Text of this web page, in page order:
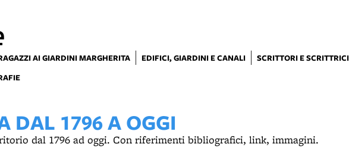
AI GIARDINI MARGHERITA EDIFICI, GIARDINI E CANALI SCRITTORI E SCRITTRICI
DAL 1796 A OGGI
dal 1796 ad oggi. Con riferimenti bibliografici, link, immagini.